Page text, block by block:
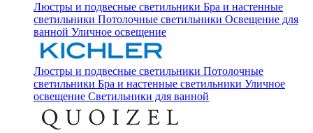
Люстры и подвесные светильники Бра и настенные
светильники Потолочные светильники Освещение для
ванной Уличное освещение
Люстры и подвесные светильники Потолочные
светильники Бра и настенные светильники Уличное
освещение Светильники для ванной